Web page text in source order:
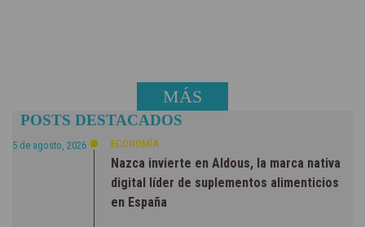
MÁS
NOTICIAS
POSTS DESTACADOS
5 de agosto, 2026 ECONOMÍA
Nazca invierte en Aldous, la marca nativa
digital líder de suplementos alimenticios
en España